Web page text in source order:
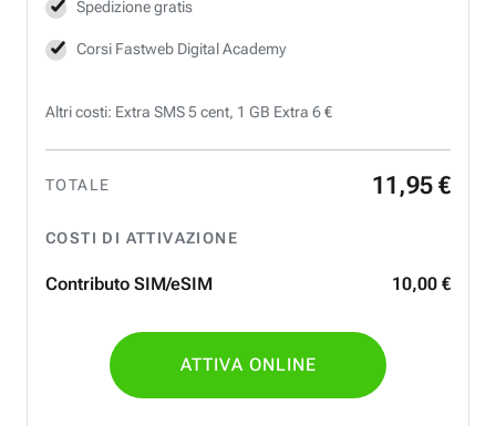
Spedizione gratis
Corsi Fastweb Digital Academy
Altri costi: Extra SMS 5 cent, 1 GB Extra 6 €
TOTALE 11 ,95 €
COSTI DI ATTIVAZIONE
Contributo SIM/eSIM 10,00 €
ATTIVA ONLINE